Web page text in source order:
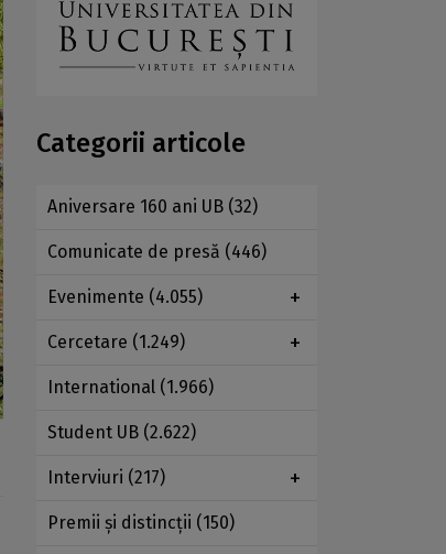
Categorii articole
Aniversare 160 ani UB (32)
Comunicate de presă (446)
Evenimente (4.055)
Cercetare (1.249)
International (1.966)
Student UB (2.622)
Interviuri (217)
Premii şi distincţii (150)